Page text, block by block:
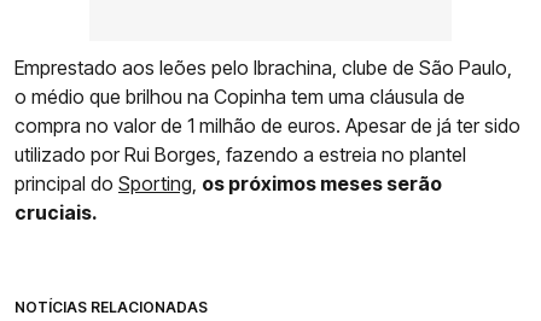
Emprestado aos leões pelo Ibrachina, clube de São Paulo,
o médio que brilhou na Copinha tem uma cláusula de
compra no valor de 1 milhão de euros. Apesar de já ter sido
utilizado por Rui Borges, fazendo a estreia no plantel
principal do Sporting, os próximos meses serão
cruciais.
NOTÍCIAS RELACIONADAS